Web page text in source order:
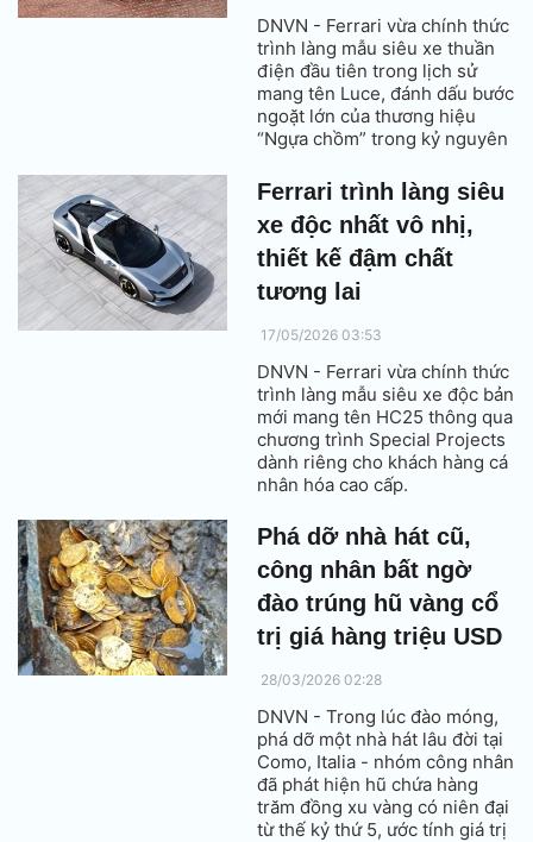
DNVN - Ferrari vừa chính thức
trình làng mẫu siêu xe thuần
điện đầu tiên trong lịch sử
mang tên Luce, đánh dấu bước
ngoặt lớn của thương hiệu
“Ngựa chồm” trong kỷ nguyên
Ferrari trình làng siêu
xe độc nhất vô nhị,
thiết kế đậm chất
tương lai
17/05/2026 03:53
DNVN - Ferrari vừa chính thức
trình làng mẫu siêu xe độc bản
mới mang tên HC25 thông qua
chương trình Special Projects
dành riêng cho khách hàng cá
nhân hóa cao cấp.
Phá dỡ nhà hát cũ,
công nhân bất ngờ
đào trúng hũ vàng cổ
trị giá hàng triệu USD
28/03/2026 02:28
DNVN - Trong lúc đào móng,
phá dỡ một nhà hát lâu đời tại
Como, Italia - nhóm công nhân
đã phát hiện hũ chứa hàng
trăm đồng xu vàng có niên đại
từ thế kỷ thứ 5, ước tính giá trị